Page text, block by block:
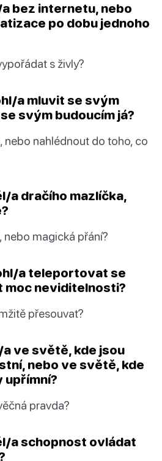
bez internetu, nebo
po dobu jednoho
s živly?
a mluvit se svým
svým budoucím já?
nebo nahlédnout do toho, co
a dračího mazlíčka,
nebo magická přání?
a teleportovat se
moc neviditelnosti?
přesouvat?
ve světě, kde jsou
nebo ve světě, kde
upřímní?
pravda?
a schopnost ovládat